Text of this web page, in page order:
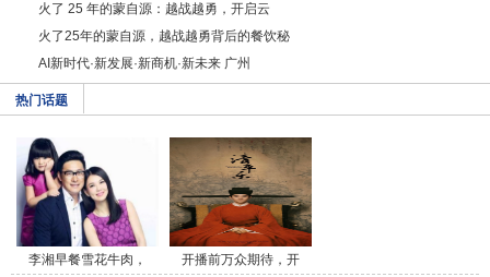
火了 25 年的蒙自源：越战越勇，开启云
火了25年的蒙自源，越战越勇背后的餐饮秘
AI新时代·新发展·新商机·新未来 广州
热门话题
李湘早餐雪花牛肉，
开播前万众期待，开